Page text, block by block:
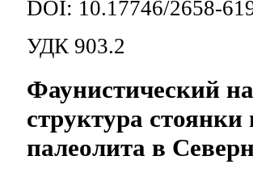
DOI: 10.17746/2658-
УДК 903.2
Фаунистический
структура стоянки
палеолита в